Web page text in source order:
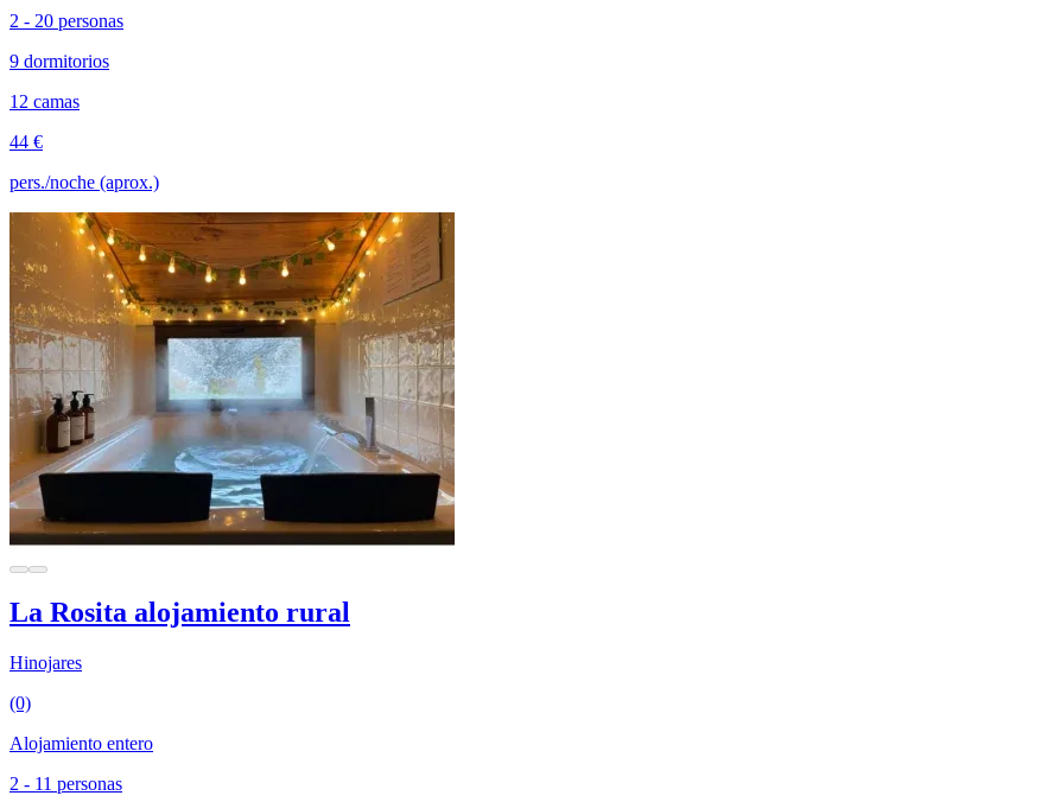
2 - 20 personas
9 dormitorios
12 camas
44 €
pers./noche (aprox.)
La Rosita alojamiento rural
Hinojares
(0)
Alojamiento entero
2 - 11 personas